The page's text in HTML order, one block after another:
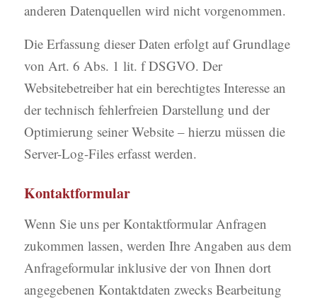
anderen Datenquellen wird nicht vorgenommen.
Die Erfassung dieser Daten erfolgt auf Grundlage
von Art. 6 Abs. 1 lit. f DSGVO. Der
Websitebetreiber hat ein berechtigtes Interesse an
der technisch fehlerfreien Darstellung und der
Optimierung seiner Website – hierzu müssen die
Server-Log-Files erfasst werden.
Kontaktformular
Wenn Sie uns per Kontaktformular Anfragen
zukommen lassen, werden Ihre Angaben aus dem
Anfrageformular inklusive der von Ihnen dort
angegebenen Kontaktdaten zwecks Bearbeitung